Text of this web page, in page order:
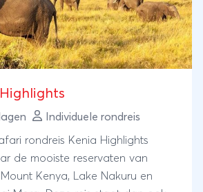
Individuele rondreis
rondreis Kenia Highlights
de mooiste reservaten van
Kenya, Lake Nakuru en